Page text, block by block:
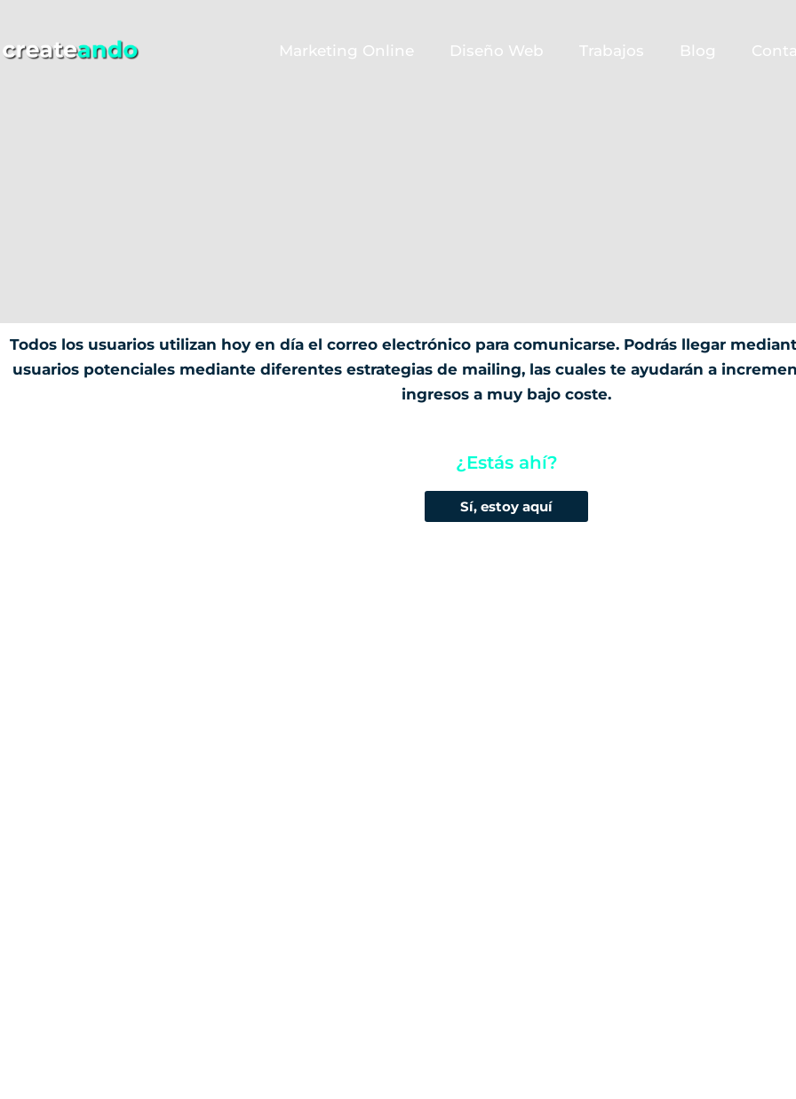
contenido
Marketing Online Diseño Web Trabajos Blog
Todos los usuarios utilizan hoy en día el correo electrónico para comunicarse. Podrás llegar
usuarios potenciales mediante diferentes estrategias de mailing, las cuales te ayudarán a
ingresos a muy bajo coste.
¿Estás ahí?
Sí, estoy aquí